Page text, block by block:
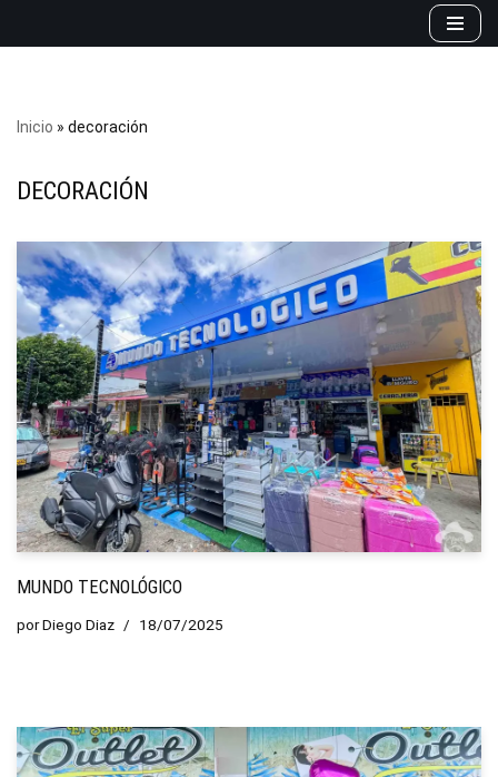
Inicio » decoración
DECORACIÓN
MUNDO TECNOLÓGICO
porDiego Diaz 18/07/2025